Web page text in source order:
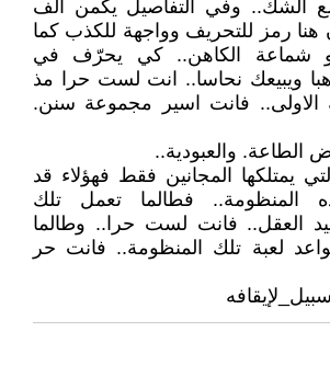
الشك.. وفي التفاصيل يكمن الف
رمز للتحريف وواجهة للكذب كما
شماعة الكاهن.. كي يحرّف في
ويبيعك نحاسا.. انت لست حرا مذ
فانت اسير مجموعة سنن.
الطاعة. والعبودية..
يمتلكها المجانين فقط فهؤلاء قد
المنظومة.. فطالما تعمل تلك
العقل.. فانت لست حرا.. وطالما
لعبة تلك المنظومة.. فانت حر